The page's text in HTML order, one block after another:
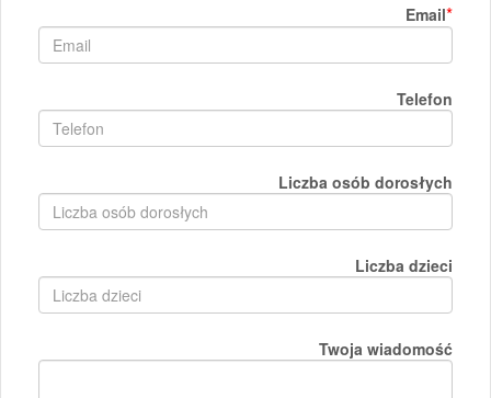
Email*
Telefon
Liczba osób dorosłych
Liczba dzieci
Twoja wiadomość